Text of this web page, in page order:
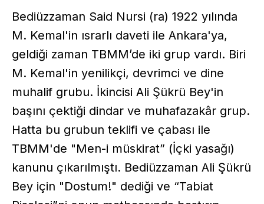
Bediüzzaman Said Nursi (ra) 1922 yılında
M. Kemal'in ısrarlı daveti ile Ankara'ya,
geldiği zaman TBMM’de iki grup vardı. Biri
M. Kemal'in yenilikçi, devrimci ve dine
muhalif grubu. İkincisi Ali Şükrü Bey'in
başını çektiği dindar ve muhafazakâr grup.
Hatta bu grubun teklifi ve çabası ile
TBMM'de "Men-i müskirat” (İçki yasağı)
kanunu çıkarılmıştı. Bediüzzaman Ali Şükrü
Bey için "Dostum!" dediği ve “Tabiat